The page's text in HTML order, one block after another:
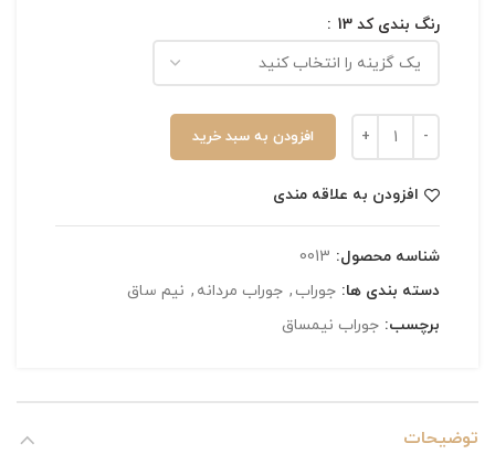
رنگ بندی کد 13
افزودن به سبد خرید
افزودن به علاقه مندی
شناسه محصول: 0013
دسته بندی ها: جوراب , جوراب مردانه , نیم ساق
برچسب: جوراب نیمساق
توضیحات